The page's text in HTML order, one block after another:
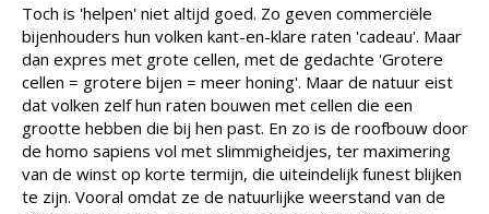
Toch is 'helpen' niet altijd goed. Zo geven commerciële
bijenhouders hun volken kant-en-klare raten 'cadeau'. Maar
dan expres met grote cellen, met de gedachte 'Grotere
cellen = grotere bijen = meer honing'. Maar de natuur eist
dat volken zelf hun raten bouwen met cellen die een
grootte hebben die bij hen past. En zo is de roofbouw door
de homo sapiens vol met slimmigheidjes, ter maximering
van de winst op korte termijn, die uiteindelijk funest blijken
te zijn. Vooral omdat ze de natuurlijke weerstand van de